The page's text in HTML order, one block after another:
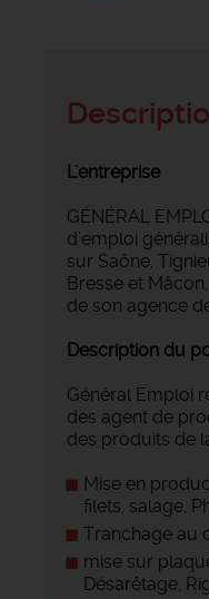
L'entreprise
GÉNÉRAL
d’emploi
sur Saône,
Bresse et
de son agence
Description du
Général Emploi
des agent de
des produits de
Mise en
filets, salage,
Tranchage au
mise sur
Désarêtage,